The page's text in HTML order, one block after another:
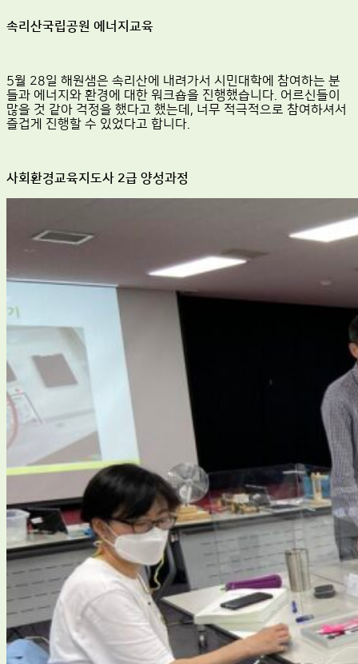
속리산국립공원 에너지교육
5월 28일 해원샘은 속리산에 내려가서 시민대학에 참여하는 분
들과 에너지와 환경에 대한 워크숍을 진행했습니다. 어르신들이
많을 것 같아 걱정을 했다고 했는데, 너무 적극적으로 참여하셔서
즐겁게 진행할 수 있었다고 합니다.
사회환경교육지도사 2급 양성과정